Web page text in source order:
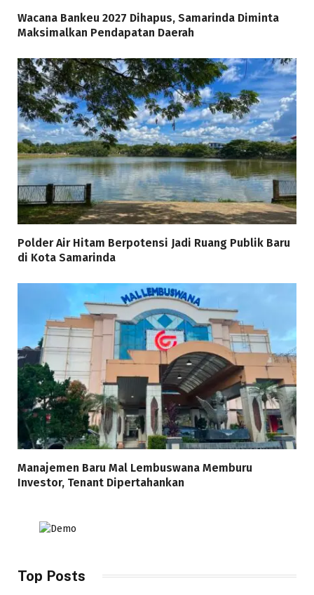
Wacana Bankeu 2027 Dihapus, Samarinda Diminta
Maksimalkan Pendapatan Daerah
Polder Air Hitam Berpotensi Jadi Ruang Publik Baru
di Kota Samarinda
Manajemen Baru Mal Lembuswana Memburu
Investor, Tenant Dipertahankan
Top Posts